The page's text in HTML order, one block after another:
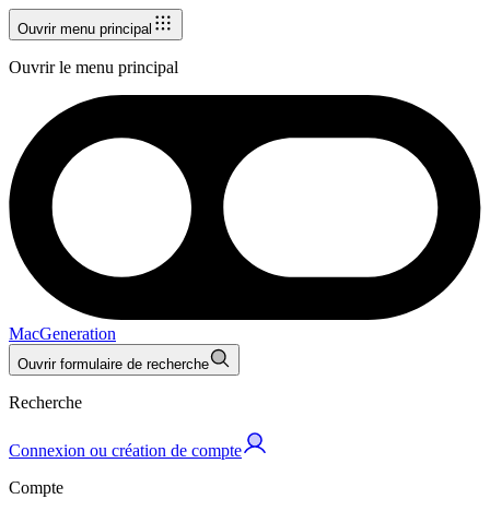
Ouvrir menu principal
Ouvrir le menu principal
MacGeneration
Ouvrir formulaire de recherche
Recherche
Connexion ou création de compte
Compte